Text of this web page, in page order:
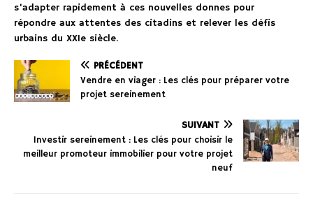
s’adapter rapidement à ces nouvelles donnes pour
répondre aux attentes des citadins et relever les défis
urbains du XXIe siècle.
PRÉCÉDENT
Vendre en viager : Les clés pour préparer votre
projet sereinement
SUIVANT
Investir sereinement : Les clés pour choisir le
meilleur promoteur immobilier pour votre projet
neuf